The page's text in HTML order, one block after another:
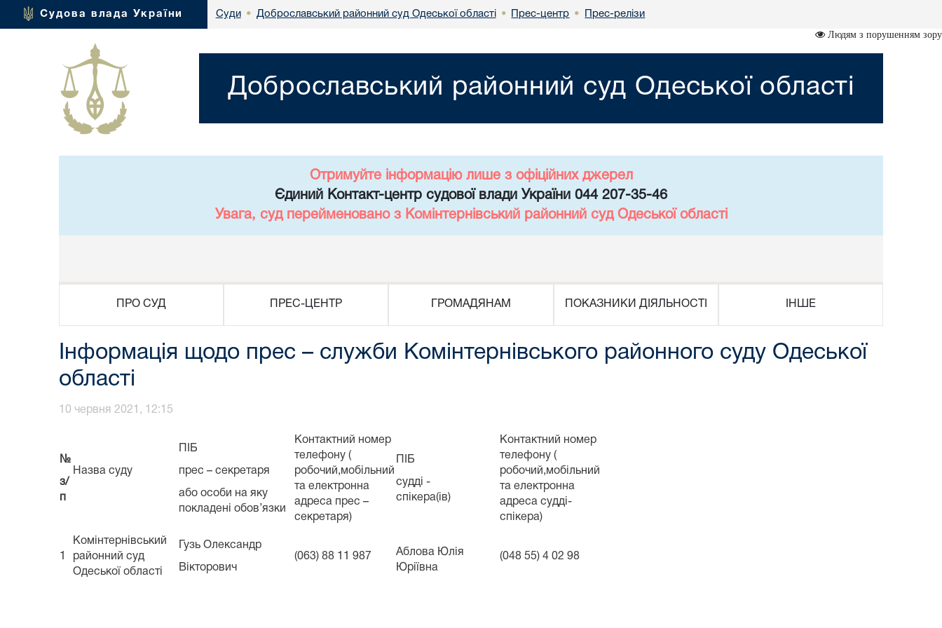
Судова влада України Суди • Доброславський районний суд Одеської області • Прес-центр • Прес-релізи
Людям з порушенням зору
Доброславський районний суд Одеської області
Отримуйте інформацію лише з офіційних джерел
Єдиний Контакт-центр судової влади України 044 207-35-46
Увага, суд перейменовано з Комінтернівський районний суд Одеської області
ПРО СУД ПРЕС-ЦЕНТР ГРОМАДЯНАМ ПОКАЗНИКИ ДІЯЛЬНОСТІ ІНШЕ
Інформація щодо прес – служби Комінтернівського районного суду Одеської
області
10 червня 2021, 12:15
№
з/
п
Назва суду
ПІБ
прес – секретаря
або особи на яку
покладені обов’язки
Контактний номер
телефону (
робочий,мобільний
та електронна
адреса прес –
секретаря)
ПІБ
судді -
спікера(ів)
Контактний номер
телефону (
робочий,мобільний
та електронна
адреса судді-
спікера)
1
Комінтернівський
районний суд
Одеської області
Гузь Олександр
Вікторович
(063) 88 11 987
Аблова Юлія
Юріївна
(048 55) 4 02 98